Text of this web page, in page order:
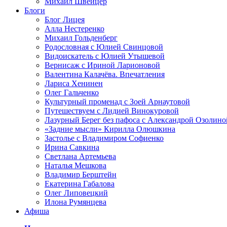
Блоги
Блог Лицея
Алла Нестеренко
Михаил Гольденберг
Родословная с Юлией Свинцовой
Видоискатель с Юлией Утышевой
Вернисаж с Ириной Ларионовой
Валентина Калачёва. Впечатления
Лариса Хенинен
Олег Гальченко
Культурный променад с Зоей Арнаутовой
Путешествуем с Лидией Винокуровой
Лазурный Берег без пафоса с Александрой
«Задние мысли» Кирилла Олюшкина
Застолье с Владимиром Софиенко
Ирина Савкина
Светлана Артемьева
Наталья Мешкова
Владимир Берштейн
Екатерина Габалова
Олег Липовецкий
Илона Румянцева
Афиша